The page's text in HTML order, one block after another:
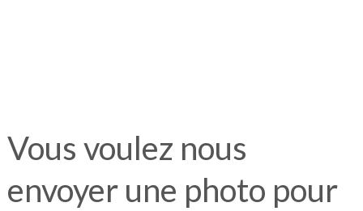
Vous voulez nous
envoyer une photo pour